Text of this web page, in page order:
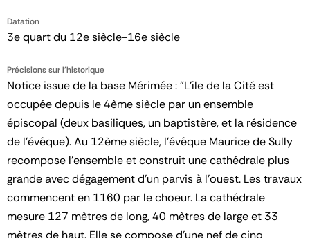
Datation
3e quart du 12e siècle-16e siècle
Précisions sur l'historique
Notice issue de la base Mérimée : "L'île de la Cité est
occupée depuis le 4ème siècle par un ensemble
épiscopal (deux basiliques, un baptistère, et la résidence
de l'évêque). Au 12ème siècle, l'évêque Maurice de Sully
recompose l'ensemble et construit une cathédrale plus
grande avec dégagement d'un parvis à l'ouest. Les travaux
commencent en 1160 par le choeur. La cathédrale
mesure 127 mètres de long, 40 mètres de large et 33
mètres de haut. Elle se compose d'une nef de cinq